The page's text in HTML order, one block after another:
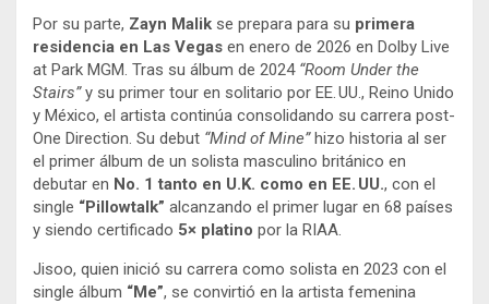
Por su parte, Zayn Malik se prepara para su primera
residencia en Las Vegas en enero de 2026 en Dolby Live
at Park MGM. Tras su álbum de 2024 “Room Under the
Stairs”y su primer tour en solitario por EE. UU., Reino Unido
y México, el artista continúa consolidando su carrera post-
One Direction. Su debut “Mind of Mine”hizo historia al ser
el primer álbum de un solista masculino británico en
debutar en No. 1 tanto en U.K. como en EE. UU., con el
single “Pillowtalk” alcanzando el primer lugar en 68 países
y siendo certificado 5× platino por la RIAA.
Jisoo, quien inició su carrera como solista en 2023 con el
single álbum “Me”, se convirtió en la artista femenina